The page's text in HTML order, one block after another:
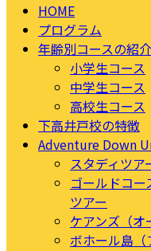
HOME
プログラム
年齢別コースの紹介
小学生コース
中学生コース
高校生コース
下高井戸校の特徴
Adventure Down
スタディツア
ゴールドコー
ツアー
ケアンズ（オ
ボホール島（